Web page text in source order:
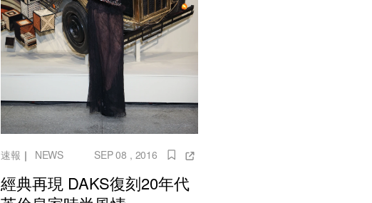
速報 ｜ NEWS SEP 08 , 2016
經典再現 DAKS復刻20年代